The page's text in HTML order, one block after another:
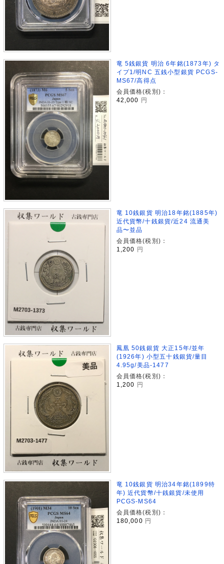
竜 5銭銀貨 明治 6年銘(1873年) タ
イプ1/明NC 五銭小型銀貨 PCGS-
MS67/高得点
会員価格(税別)：
42,000 円
竜 10銭銀貨 明治18年銘(1885年)
近代貨幣/十銭銀貨/近24 流通美
品〜並品
会員価格(税別)：
1,200
円
鳳凰 50銭銀貨 大正15年/並年
(1926年) 小型五十銭銀貨/量目
4.95g/美品-1477
会員価格(税別)：
1,200 円
竜 10銭銀貨 明治34年銘(1899特
年) 近代貨幣/十銭銀貨/未使用
PCGS-MS64
会員価格(税別)：
180,000 円